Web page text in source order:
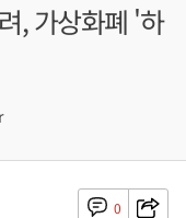
, 가상화폐 '하
0